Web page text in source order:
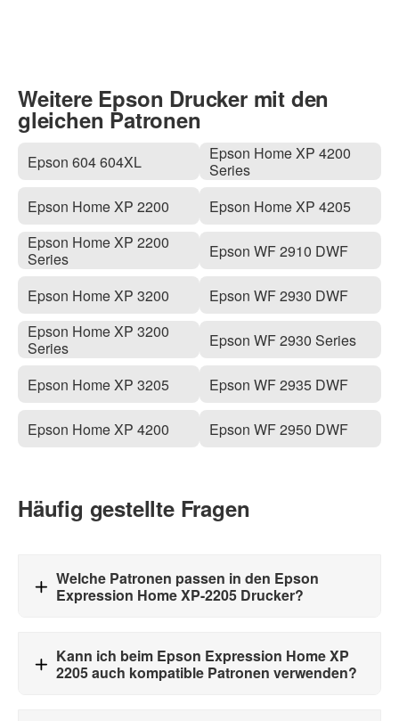
Weitere Epson Drucker mit den
gleichen Patronen
Epson 604 604XL
Epson Home XP 2200
Epson Home XP 2200
Series
Epson Home XP 3200
Epson Home XP 3200
Series
Epson Home XP 3205
Epson Home XP 4200
Epson Home XP 4200
Series
Epson Home XP 4205
Epson WF 2910 DWF
Epson WF 2930 DWF
Epson WF 2930 Series
Epson WF 2935 DWF
Epson WF 2950 DWF
Häufig gestellte Fragen
Welche Patronen passen in den Epson
Expression Home XP-2205 Drucker?
Kann ich beim Epson Expression Home XP
2205 auch kompatible Patronen verwenden?